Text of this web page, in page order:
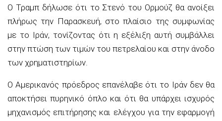
Ο Τραμπ δήλωσε ότι το Στενό του Ορμούζ θα ανοίξει
πλήρως την Παρασκευή, στο πλαίσιο της συμφωνίας
με το Ιράν, τονίζοντας ότι η εξέλιξη αυτή συμβάλλει
στην πτώση των τιμών του πετρελαίου και στην άνοδο
των χρηματιστηρίων.
Ο Αμερικανός πρόεδρος επανέλαβε ότι το Ιράν δεν θα
αποκτήσει πυρηνικό όπλο και ότι θα υπάρχει ισχυρός
μηχανισμός επιτήρησης και ελέγχου για την εφαρμογή